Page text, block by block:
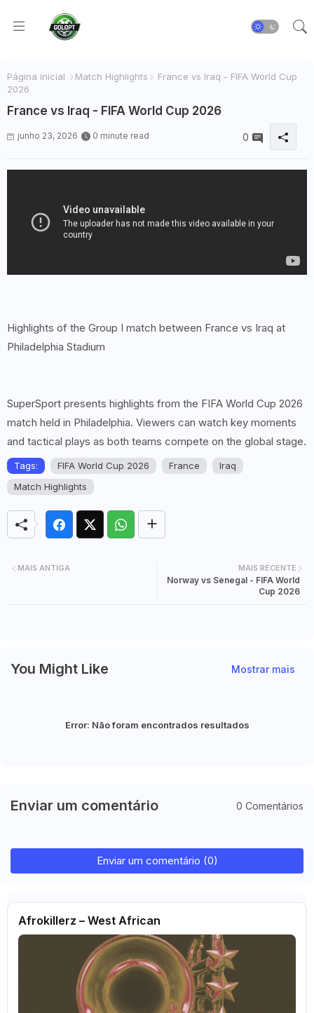
Página inicial Match Highlights
France vs Iraq - FIFA World Cup
2026
France vs Iraq - FIFA World Cup 2026
junho 23, 2026 0 minute read 0
Highlights of the Group I match between France vs Iraq at
Philadelphia Stadium
SuperSport presents highlights from the FIFA World Cup 2026
match held in Philadelphia. Viewers can watch key moments
and tactical plays as both teams compete on the global stage.
Tags: FIFA World Cup 2026 France
Iraq
Match Highlights
MAIS RECENTE
Norway vs Senegal - FIFA World
Cup 2026
MAIS ANTIGA
You Might Like Mostrar mais
Error: Não foram encontrados resultados
Enviar um comentário 0 Comentários
Enviar um comentário (0)
Afrokillerz – West African